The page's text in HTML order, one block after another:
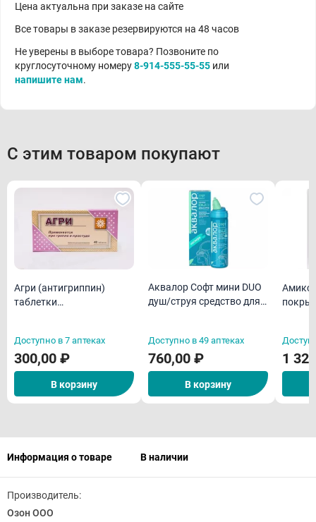
Цена актуальна при заказе на сайте
Все товары в заказе резервируются на 48 часов
Не уверены в выборе товара? Позвоните по
круглосуточному номеру8-914-555-55-55 или
напишите нам.
С этим товаром покупают
Агри (антигриппин)
таблетки
Доступно в 7 аптеках
300,00 ₽
В корзину
Аквалор Софт мини DUO
душ/струя средство для
50мл
Доступно в 49 аптеках
760,00 ₽
В корзину
1
Информация о товаре В наличии
Производитель:
Озон ООО